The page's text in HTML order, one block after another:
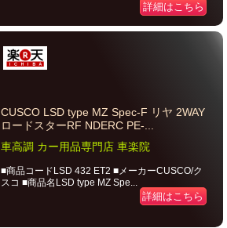
詳細はこちら
CUSCO LSD type MZ Spec-F リヤ 2WAY
ロードスターRF NDERC PE-...
車高調 カー用品専門店 車楽院
■商品コードLSD 432 ET2 ■メーカーCUSCO/ク
スコ ■商品名LSD type MZ Spe...
詳細はこちら